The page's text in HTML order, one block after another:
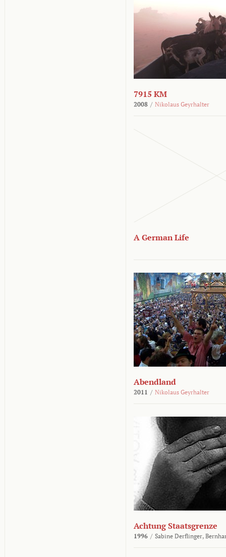
7915 KM
2008 / Nikolaus Geyrhalter
A German Life
Abendland
2011 / Nikolaus Geyrhalter
Achtung Staatsgrenze
1996 / Sabine Derflinger,